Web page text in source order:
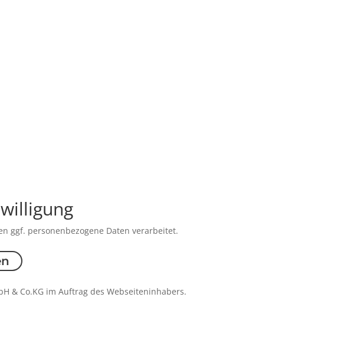
ggf. personenbezogene Daten verarbeitet.
& Co.KG im Auftrag des Webseiteninhabers.